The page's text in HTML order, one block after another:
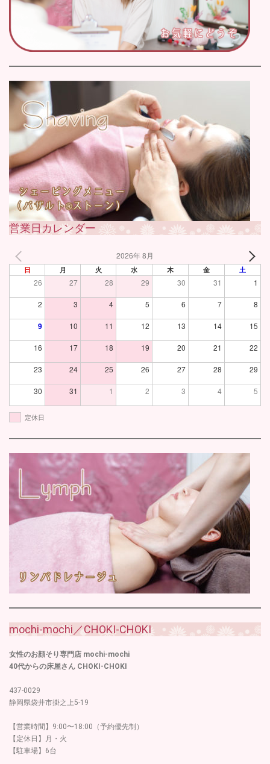
営業日カレンダー
2026年 8月
日 月 火 水 木 金 土
26 27 28 29 30 31 1
2 3 4 5 6 7 8
9 10 11 12 13 14 15
16 17 18 19 20 21 22
23 24 25 26 27 28 29
30 31 1 2 3 4 5
定休日
mochi-mochi／CHOKI-CHOKI
女性のお顔そり専門店 mochi-mochi
40代からの床屋さん CHOKI-CHOKI
437-0029
静岡県袋井市掛之上5-19
【営業時間】9:00〜18:00（予約優先制）
【定休日】月・火
【駐車場】6台